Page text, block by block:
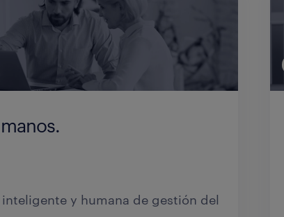
y humana de gestión del